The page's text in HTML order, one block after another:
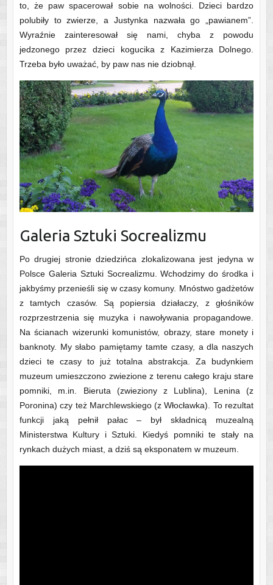
to, że paw spacerował sobie na wolności. Dzieci bardzo
polubiły to zwierze, a Justynka nazwała go „pawianem”.
Wyraźnie zainteresował się nami, chyba z powodu
jedzonego przez dzieci kogucika z Kazimierza Dolnego.
Trzeba było uważać, by paw nas nie dziobnął.
Galeria Sztuki Socrealizmu
Po drugiej stronie dziedzińca zlokalizowana jest jedyna w
Polsce Galeria Sztuki Socrealizmu. Wchodzimy do środka i
jakbyśmy przenieśli się w czasy komuny. Mnóstwo gadżetów
z tamtych czasów. Są popiersia działaczy, z głośników
rozprzestrzenia się muzyka i nawoływania propagandowe.
Na ścianach wizerunki komunistów, obrazy, stare monety i
banknoty. My słabo pamiętamy tamte czasy, a dla naszych
dzieci te czasy to już totalna abstrakcja. Za budynkiem
muzeum umieszczono zwiezione z terenu całego kraju stare
pomniki, m.in. Bieruta (zwieziony z Lublina), Lenina (z
Poronina) czy też Marchlewskiego (z Włocławka). To rezultat
funkcji jaką pełnił pałac – był składnicą muzealną
Ministerstwa Kultury i Sztuki. Kiedyś pomniki te stały na
rynkach dużych miast, a dziś są eksponatem w muzeum.